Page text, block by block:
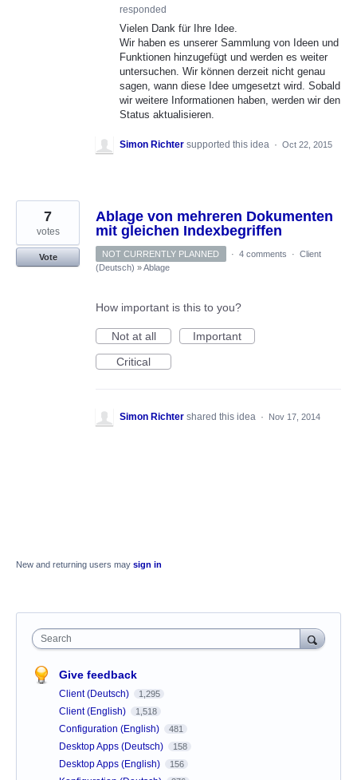
responded
Vielen Dank für Ihre Idee.
Wir haben es unserer Sammlung von Ideen und
Funktionen hinzugefügt und werden es weiter
untersuchen. Wir können derzeit nicht genau
sagen, wann diese Idee umgesetzt wird. Sobald
wir weitere Informationen haben, werden wir den
Status aktualisieren.
Simon Richter supported this idea · Oct 22, 2015
Ablage von mehreren Dokumenten
mit gleichen Indexbegriffen
7
votes
Vote NOT CURRENTLY PLANNED · 4 comments · Client
(Deutsch) »Ablage
How important is this to you?
Not at all
Important
Critical
Simon Richter shared this idea · Nov 17, 2014
New and returning users may sign in
Search
Give feedback
Client (Deutsch) 1,295
Client (English) 1,518
Configuration (English) 481
Desktop Apps (Deutsch) 158
Desktop Apps (English) 156